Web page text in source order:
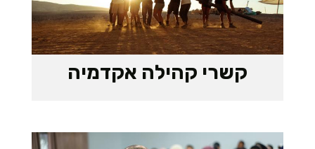
קשרי קהילה אקדמיה